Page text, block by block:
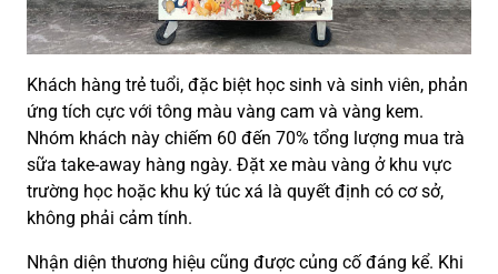
Khách hàng trẻ tuổi, đặc biệt học sinh và sinh viên, phản
ứng tích cực với tông màu vàng cam và vàng kem.
Nhóm khách này chiếm 60 đến 70% tổng lượng mua trà
sữa take-away hàng ngày. Đặt xe màu vàng ở khu vực
trường học hoặc khu ký túc xá là quyết định có cơ sở,
không phải cảm tính.
Nhận diện thương hiệu cũng được củng cố đáng kể. Khi